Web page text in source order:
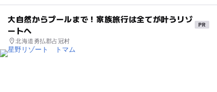
大自然からプールまで！家族旅行は全てが叶うリゾ
ートへ
北海道勇払郡占冠村